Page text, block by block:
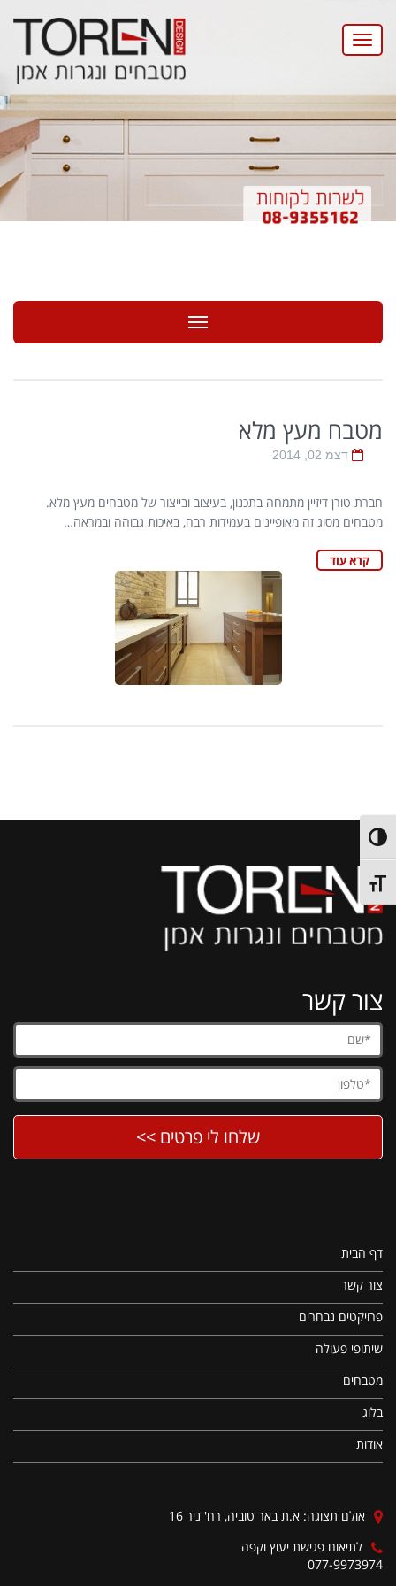
מתג ניגודיות גבוהה
מתג גודל גופן
Toggle
navigation
Toggle navigation
מטבח מעץ מלא
דצמ 02, 2014
חברת טורן דיזיין מתמחה בתכנון, בעיצוב ובייצור של מטבחים מעץ מלא.
מטבחים מסוג זה מאופיינים בעמידות רבה, באיכות גבוהה ובמראה…
קרא עוד
צור קשר
דף הבית
צור קשר
פרויקטים נבחרים
שיתופי פעולה
מטבחים
בלוג
אודות
אולם תצוגה: א.ת באר טוביה, רח' ניר 16
לתיאום פגישת יעוץ וקפה
077-9973974